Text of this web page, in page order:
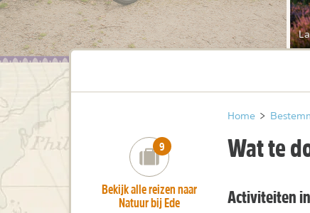
Home >
Wat te
Activiteiten
number_of_trips:
9
Bekijk alle reizen naar
Natuur bij Ede